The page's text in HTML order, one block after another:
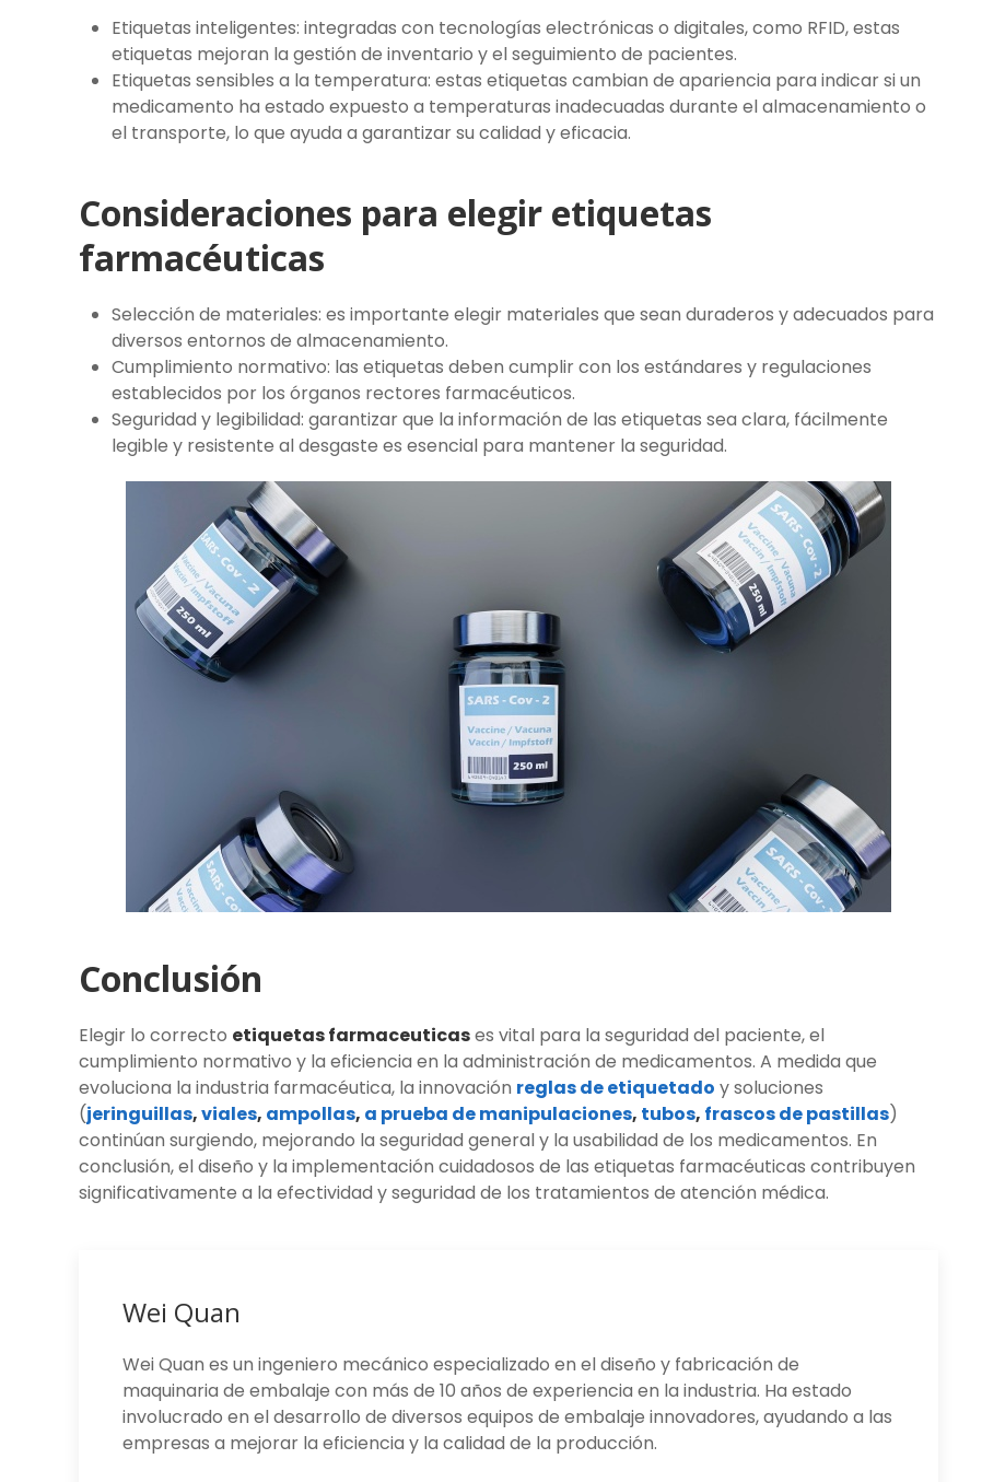
Etiquetas inteligentes: integradas con tecnologías electrónicas o digitales, como RFID, estas
etiquetas mejoran la gestión de inventario y el seguimiento de pacientes.
Etiquetas sensibles a la temperatura: estas etiquetas cambian de apariencia para indicar si un
medicamento ha estado expuesto a temperaturas inadecuadas durante el almacenamiento o
el transporte, lo que ayuda a garantizar su calidad y eficacia.
Consideraciones para elegir etiquetas
farmacéuticas
Selección de materiales: es importante elegir materiales que sean duraderos y adecuados para
diversos entornos de almacenamiento.
Cumplimiento normativo: las etiquetas deben cumplir con los estándares y regulaciones
establecidos por los órganos rectores farmacéuticos.
Seguridad y legibilidad: garantizar que la información de las etiquetas sea clara, fácilmente
legible y resistente al desgaste es esencial para mantener la seguridad.
Conclusión
Elegir lo correcto etiquetas farmaceuticases vital para la seguridad del paciente, el
cumplimiento normativo y la eficiencia en la administración de medicamentos. A medida que
evoluciona la industria farmacéutica, la innovación reglas de etiquetado y soluciones
(jeringuillas,viales, ampollas, a prueba de manipulaciones, tubos, frascos de pastillas)
continúan surgiendo, mejorando la seguridad general y la usabilidad de los medicamentos. En
conclusión, el diseño y la implementación cuidadosos de las etiquetas farmacéuticas contribuyen
significativamente a la efectividad y seguridad de los tratamientos de atención médica.
Wei Quan
Wei Quan es un ingeniero mecánico especializado en el diseño y fabricación de
maquinaria de embalaje con más de 10 años de experiencia en la industria. Ha estado
involucrado en el desarrollo de diversos equipos de embalaje innovadores, ayudando a las
empresas a mejorar la eficiencia y la calidad de la producción.